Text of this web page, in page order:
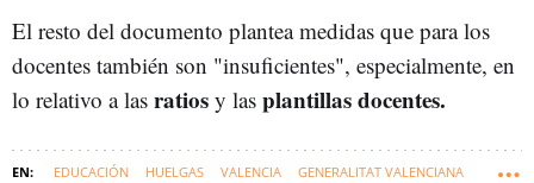
El resto del documento plantea medidas que para los
docentes también son "insuficientes", especialmente, en
lo relativo a las ratios y las plantillas docentes.
EDUCACIÓN HUELGAS VALENCIA GENERALITAT VALENCIANA